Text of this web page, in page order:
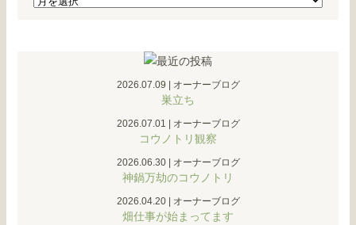
2026.07.09 オーナーブログ
巣立ち
2026.07.01 オーナーブログ
コウノトリ観察
2026.06.30| オーナーブログ
神鍋万劫のコウノトリ
2026.04.20| オーナーブログ
畑仕事が始まってます